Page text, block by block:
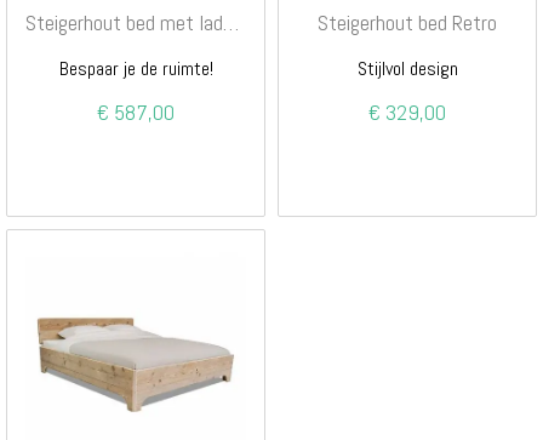
Bespaar je de ruimte!
€ 587,00
Steigerhout bed Retro
Stijlvol design
€ 329,00